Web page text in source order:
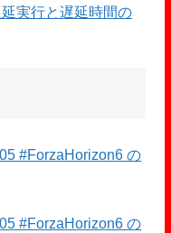
実行と遅延時間の
#ForzaHorizon6 の
#ForzaHorizon6 の